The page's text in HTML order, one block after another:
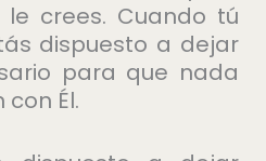
crees. Cuando tú
dispuesto a dejar
para que nada
Él.